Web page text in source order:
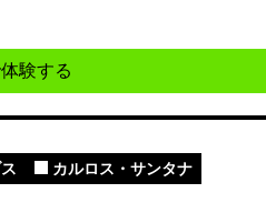
験する
カルロス・サンタナ